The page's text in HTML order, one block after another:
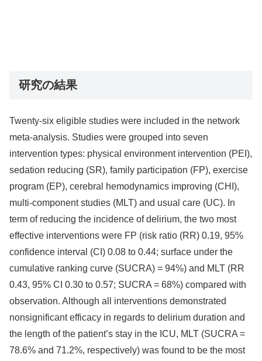
研究の結果
Twenty-six eligible studies were included in the network
meta-analysis. Studies were grouped into seven
intervention types: physical environment intervention (PEI),
sedation reducing (SR), family participation (FP), exercise
program (EP), cerebral hemodynamics improving (CHI),
multi-component studies (MLT) and usual care (UC). In
term of reducing the incidence of delirium, the two most
effective interventions were FP (risk ratio (RR) 0.19, 95%
confidence interval (CI) 0.08 to 0.44; surface under the
cumulative ranking curve (SUCRA) = 94%) and MLT (RR
0.43, 95% CI 0.30 to 0.57; SUCRA = 68%) compared with
observation. Although all interventions demonstrated
nonsignificant efficacy in regards to delirium duration and
the length of the patient’s stay in the ICU, MLT (SUCRA =
78.6% and 71.2%, respectively) was found to be the most